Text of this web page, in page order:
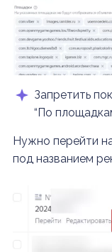
Запретить
“По
Нужно перейти
под названием